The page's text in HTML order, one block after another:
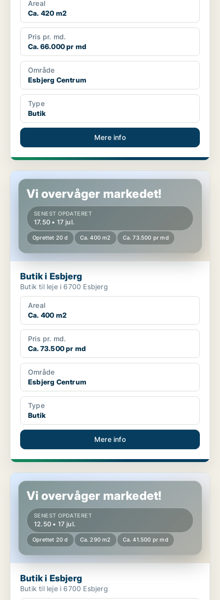
Areal
Ca. 420 m2
Pris pr. md.
Ca. 66.000 pr md
Område
Esbjerg Centrum
Type
Butik
Mere info
Butik i Esbjerg
Vi overvåger markedet!
SENEST OPDATERET
17.50 • 17 jul.
Oprettet 20 d Ca. 400 m2 Ca. 73.500 pr md
Butik i Esbjerg
Butik til leje i 6700 Esbjerg
Areal
Ca. 400 m2
Pris pr. md.
Ca. 73.500 pr md
Område
Esbjerg Centrum
Type
Butik
Mere info
Butik i Esbjerg
Vi overvåger markedet!
SENEST OPDATERET
12.50 • 17 jul.
Oprettet 20 d Ca. 290 m2 Ca. 41.500 pr md
Butik i Esbjerg
Butik til leje i 6700 Esbjerg